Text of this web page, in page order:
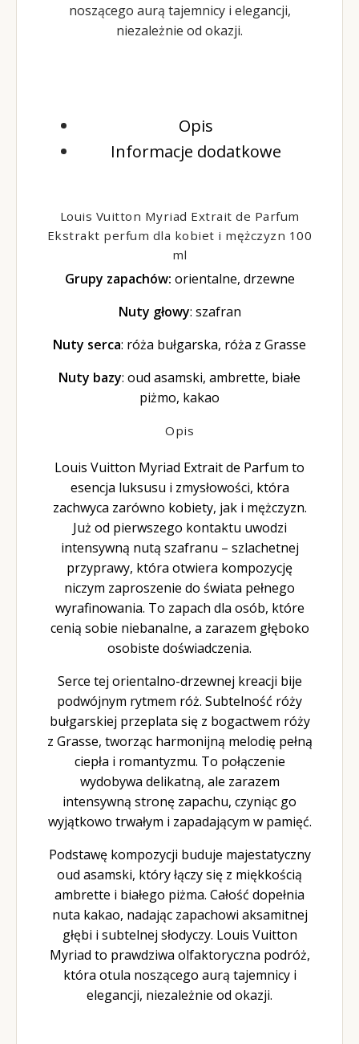
noszącego aurą tajemnicy i elegancji,
niezależnie od okazji.
Opis
Informacje dodatkowe
Louis Vuitton Myriad Extrait de Parfum
Ekstrakt perfum dla kobiet i mężczyzn 100
ml
Grupy zapachów: orientalne, drzewne
Nuty głowy: szafran
Nuty serca: róża bułgarska, róża z Grasse
Nuty bazy: oud asamski, ambrette, białe
piżmo, kakao
Opis
Louis Vuitton Myriad Extrait de Parfum to
esencja luksusu i zmysłowości, która
zachwyca zarówno kobiety, jak i mężczyzn.
Już od pierwszego kontaktu uwodzi
intensywną nutą szafranu – szlachetnej
przyprawy, która otwiera kompozycję
niczym zaproszenie do świata pełnego
wyrafinowania. To zapach dla osób, które
cenią sobie niebanalne, a zarazem głęboko
osobiste doświadczenia.
Serce tej orientalno-drzewnej kreacji bije
podwójnym rytmem róż. Subtelność róży
bułgarskiej przeplata się z bogactwem róży
z Grasse, tworząc harmonijną melodię pełną
ciepła i romantyzmu. To połączenie
wydobywa delikatną, ale zarazem
intensywną stronę zapachu, czyniąc go
wyjątkowo trwałym i zapadającym w pamięć.
Podstawę kompozycji buduje majestatyczny
oud asamski, który łączy się z miękkością
ambrette i białego piżma. Całość dopełnia
nuta kakao, nadając zapachowi aksamitnej
głębi i subtelnej słodyczy. Louis Vuitton
Myriad to prawdziwa olfaktoryczna podróż,
która otula noszącego aurą tajemnicy i
elegancji, niezależnie od okazji.